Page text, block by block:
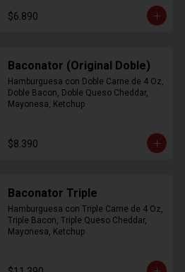
$6.890
Baconator (Original Doble)
Hamburguesa con Doble Carne de 4 Oz,
Doble Bacon, Doble Queso Cheddar,
Mayonesa, Ketchup
$8.390
Baconator Triple
Hamburguesa con Triple Carne de 4 Oz,
Triple Bacon, Triple Queso Cheddar,
Mayonesa, Ketchup